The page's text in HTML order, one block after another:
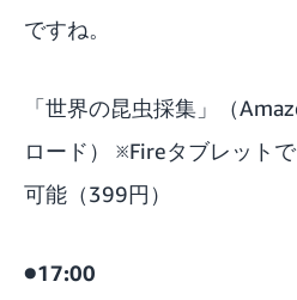
ですね。
「世界の昆虫採集 」（
ロード） ※Fireタブレット
可能（399円）
●17:00